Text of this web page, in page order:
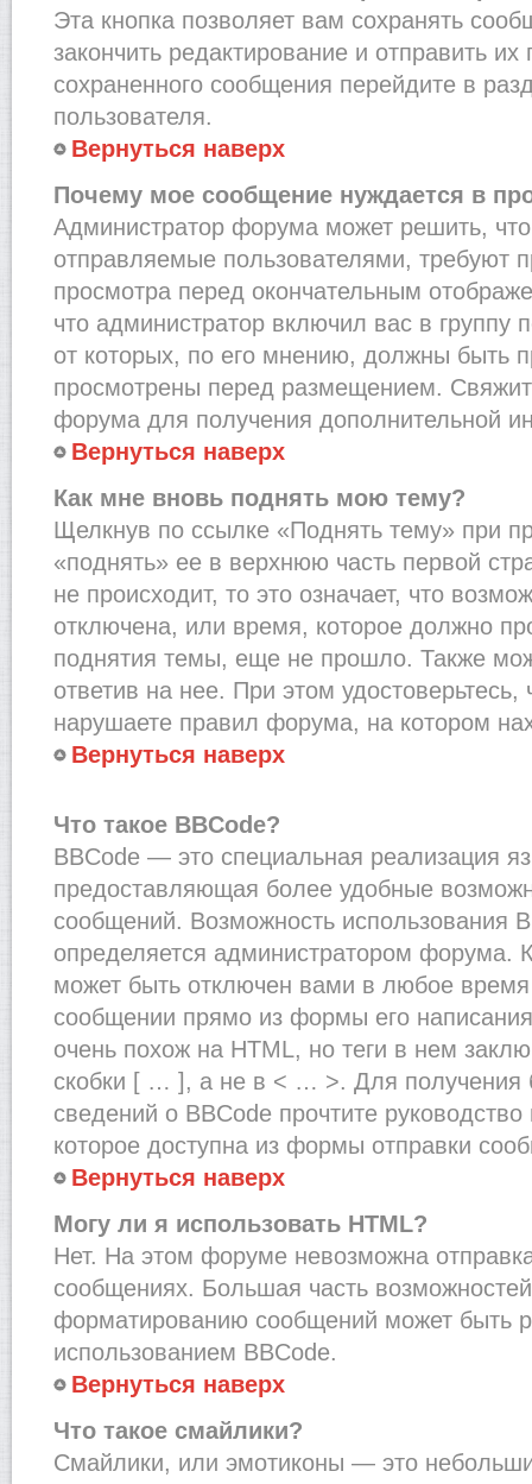
Эта кнопка позволяет вам сохранять
закончить редактирование и отправить их
сохраненного сообщения перейдите в
пользователя.
Вернуться наверх
Почему мое сообщение нуждается в
Администратор форума может решить,
отправляемые пользователями, требуют
просмотра перед окончательным
что администратор включил вас в группу
от которых, по его мнению, должны быть
просмотрены перед размещением.
форума для получения дополнительной
Вернуться наверх
Как мне вновь поднять мою тему?
Щелкнув по ссылке «Поднять тему» при
«поднять» ее в верхнюю часть первой
не происходит, то это означает, что
отключена, или время, которое должно
поднятия темы, еще не прошло. Также
ответив на нее. При этом
нарушаете правил форума, на котором
Вернуться наверх
Что такое BBCode?
BBCode — это специальная реализация
предоставляющая более удобные
сообщений. Возможность использования
определяется администратором форума.
может быть отключен вами в любое
сообщении прямо из формы его
очень похож на HTML, но теги в нем
скобки [ … ], а не в < … >. Для получения
сведений о BBCode прочтите
которое доступна из формы отправки
Вернуться наверх
Могу ли я использовать HTML?
Нет. На этом форуме невозможна
сообщениях. Большая часть
форматированию сообщений может быть
использованием BBCode.
Вернуться наверх
Что такое смайлики?
Смайлики, или эмотиконы — это